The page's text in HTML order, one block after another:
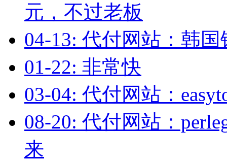
元，不过老板
04-13: 代付网站：韩
01-22: 非常快
03-04: 代付网站：
08-20: 代付网站：
来